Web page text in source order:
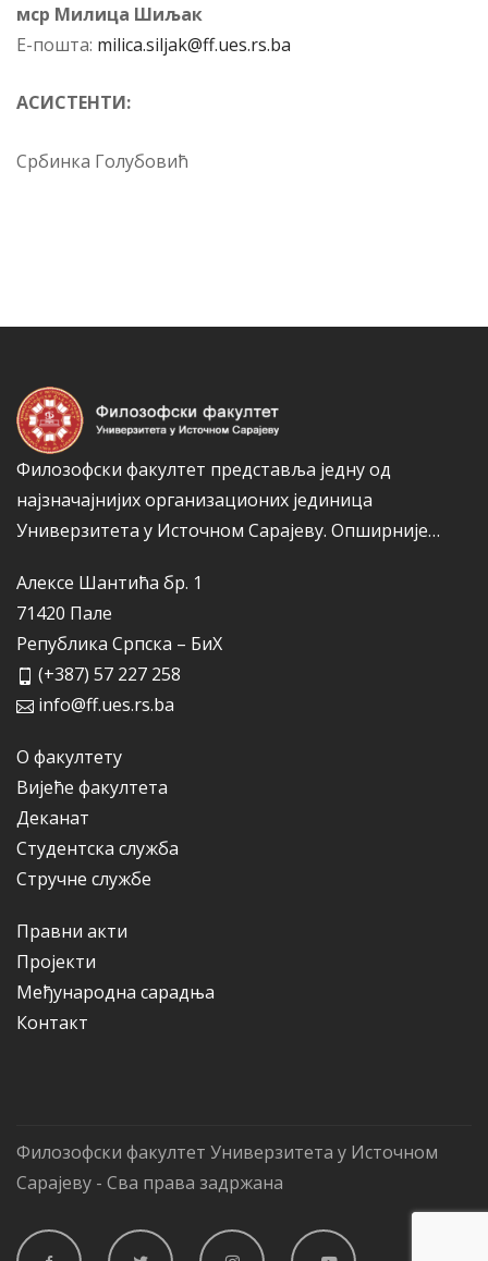
мср Милица Шиљак
Е-пошта: milica.siljak@ff.ues.rs.ba
АСИСТЕНТИ:
Србинка Голубовић
Филозофски факултет представља једну од
најзначајнијих организационих јединица
Универзитета у Источном Сарајеву. Опширније…
Алексе Шантића бр. 1
71420 Пале
Република Српска – БиХ
(+387) 57 227 258
info@ff.ues.rs.ba
О факултету
Вијеће факултета
Деканат
Студентска служба
Стручне службе
Правни акти
Пројекти
Међународна сарадња
Контакт
Филозофски факултет Универзитета у Источном
Сарајеву - Сва права задржана